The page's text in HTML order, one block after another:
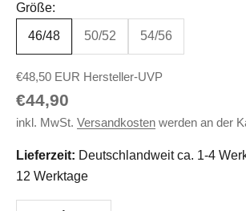
Größe:
46/48 50/52 54/56
€48,50 EUR Hersteller-UVP
Angebot
€44,90
inkl. MwSt. Versandkosten werden an der
Lieferzeit: Deutschlandweit ca. 1-4
12 Werktage